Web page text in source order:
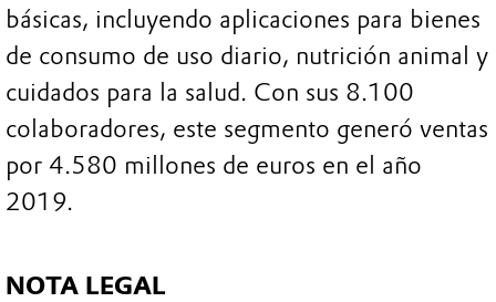
básicas, incluyendo aplicaciones para bienes
de consumo de uso diario, nutrición animal y
cuidados para la salud. Con sus 8.100
colaboradores, este segmento generó ventas
por 4.580 millones de euros en el año
2019.
NOTA LEGAL